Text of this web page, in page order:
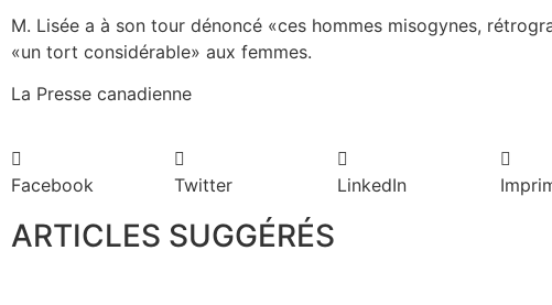
M. Lisée a à son tour dénoncé «ces hommes misogynes,
«un tort considérable» aux femmes.
La Presse canadienne
Facebook Twitter LinkedIn
ARTICLES SUGGÉRÉS